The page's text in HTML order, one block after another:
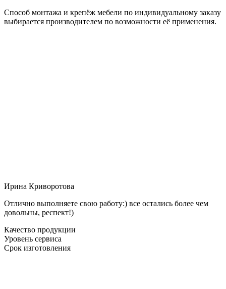
Способ монтажа и крепёж мебели по индивидуальному заказу
выбирается производителем по возможности её применения.
Ирина Криворотова
Отлично выполняете свою работу:) все остались более чем
довольны, респект!)
Качество продукции
Уровень сервиса
Срок изготовления